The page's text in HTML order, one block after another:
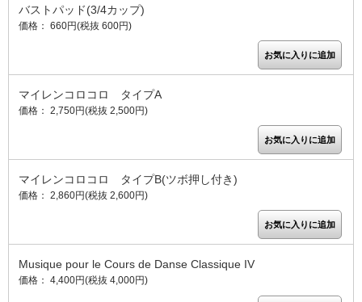
バストパッド(3/4カップ)
価格： 660円(税抜 600円)
マイレンコロコロ タイプA
価格： 2,750円(税抜 2,500円)
マイレンコロコロ タイプB(ツボ押し付き)
価格： 2,860円(税抜 2,600円)
Musique pour le Cours de Danse Classique IV
価格： 4,400円(税抜 4,000円)